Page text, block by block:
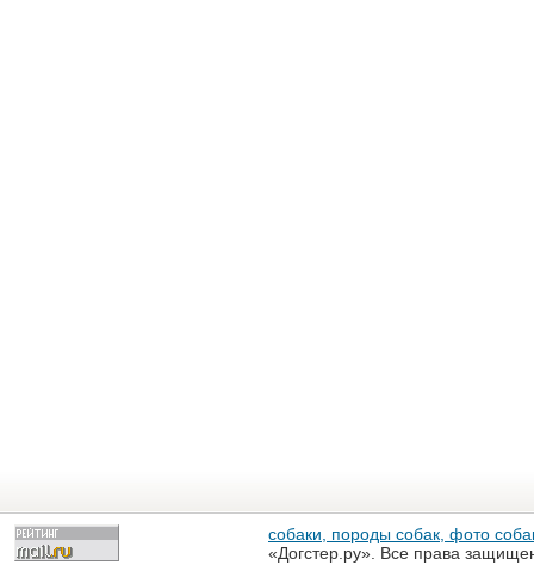
собаки, породы собак, фото
«Догстер.ру». Все права